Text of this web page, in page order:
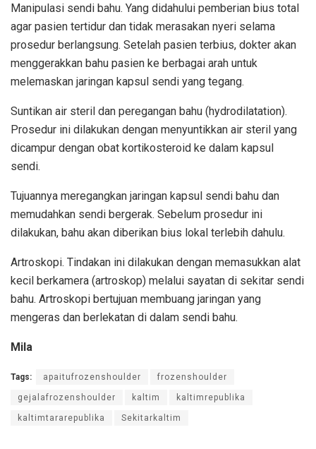
Manipulasi sendi bahu. Yang didahului pemberian bius total
agar pasien tertidur dan tidak merasakan nyeri selama
prosedur berlangsung. Setelah pasien terbius, dokter akan
menggerakkan bahu pasien ke berbagai arah untuk
melemaskan jaringan kapsul sendi yang tegang.
Suntikan air steril dan peregangan bahu (hydrodilatation).
Prosedur ini dilakukan dengan menyuntikkan air steril yang
dicampur dengan obat kortikosteroid ke dalam kapsul
sendi.
Tujuannya meregangkan jaringan kapsul sendi bahu dan
memudahkan sendi bergerak. Sebelum prosedur ini
dilakukan, bahu akan diberikan bius lokal terlebih dahulu.
Artroskopi. Tindakan ini dilakukan dengan memasukkan alat
kecil berkamera (artroskop) melalui sayatan di sekitar sendi
bahu. Artroskopi bertujuan membuang jaringan yang
mengeras dan berlekatan di dalam sendi bahu.
Mila
Tags: apaitufrozenshoulder frozenshoulder
gejalafrozenshoulder kaltim kaltimrepublika
kaltimtararepublika Sekitarkaltim